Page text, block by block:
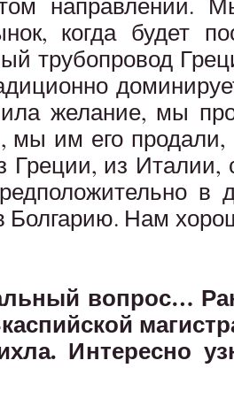
когда будет
трубопровод
желание, мы
мы им его
Греции, из Италии,
в
Болгарию. Нам
вопрос…
Интересно